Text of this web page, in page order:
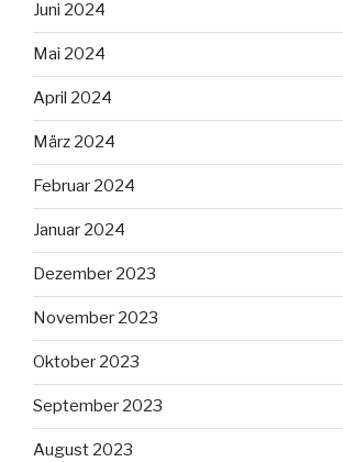
Juni 2024
Mai 2024
April 2024
März 2024
Februar 2024
Januar 2024
Dezember 2023
November 2023
Oktober 2023
September 2023
August 2023